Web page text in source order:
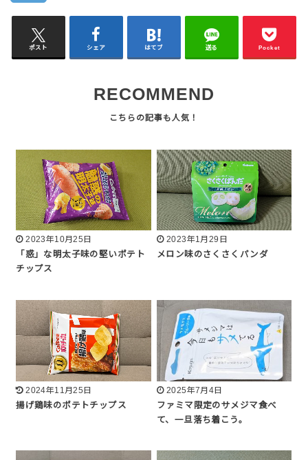
ポスト シェア はてブ 送る Pocket
RECOMMEND
2023年10月25日
「惑」な明太子味の堅いポテト
チップス
2023年1月29日
メロン味のさくさくパンダ
2024年11月25日
揚げ鶏味のポテトチップス
2025年7月4日
ファミマ限定のサメジマ食べ
て、一旦落ち着こう。